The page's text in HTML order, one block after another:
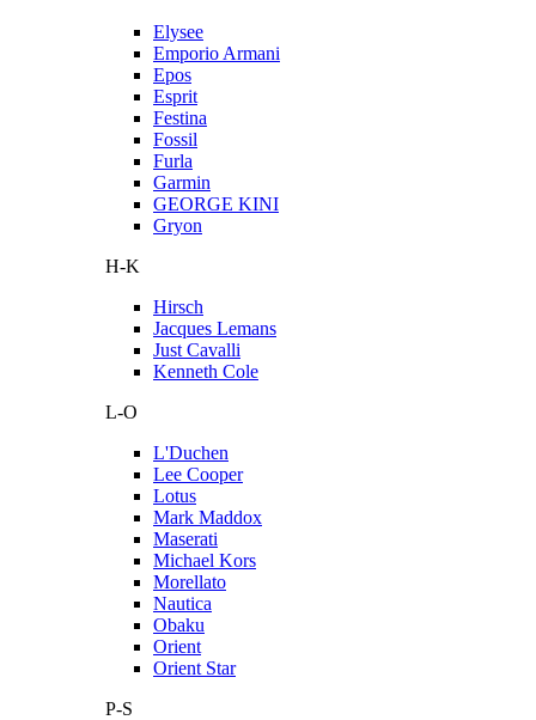
Elysee
Emporio Armani
Epos
Esprit
Festina
Fossil
Furla
Garmin
GEORGE KINI
Gryon
H-K
Hirsch
Jacques Lemans
Just Cavalli
Kenneth Cole
L-O
L'Duchen
Lee Cooper
Lotus
Mark Maddox
Maserati
Michael Kors
Morellato
Nautica
Obaku
Orient
Orient Star
P-S